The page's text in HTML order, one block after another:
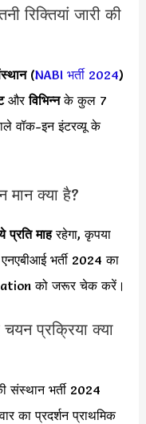
रिक्तियां जारी की
(NABI भर्ती 2024)
औरविभिन्नके कुल 7
वॉक-इन इंटरव्यू के
मान क्या है?
माहरहेगा, कृपया
भर्ती 2024 का
को जरूर चेक करें।
प्रक्रिया क्या
संस्थान भर्ती 2024
का प्रदर्शन प्राथमिक